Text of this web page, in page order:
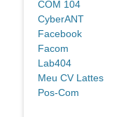
COM 104
CyberANT
Facebook
Facom
Lab404
Meu CV Lattes
Pos-Com